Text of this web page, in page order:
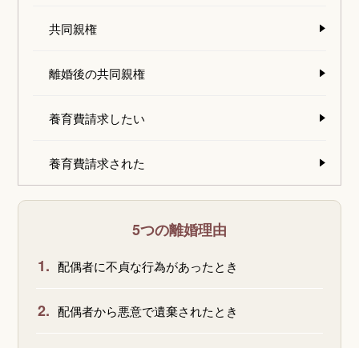
共同親権
離婚後の共同親権
養育費請求したい
養育費請求された
5つの離婚理由
1. 配偶者に不貞な行為があったとき
2. 配偶者から悪意で遺棄されたとき